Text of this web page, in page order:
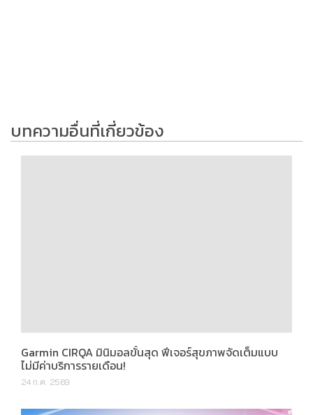
บทความอื่นที่เกี่ยวข้อง
Garmin CIRQA มินิมอลขั้นสุด ฟีเจอร์สุขภาพจัดเต็มแบบ
ไม่มีค่าบริการรายเดือน!
24 ก.ค. 2569